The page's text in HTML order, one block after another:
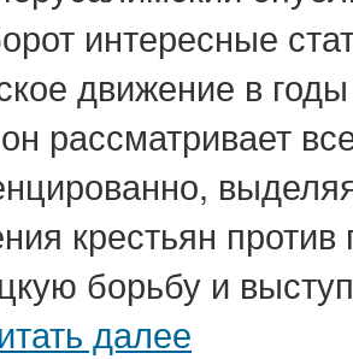
интересные
движение в
рассматривает
крестьян
борьбу и
далее